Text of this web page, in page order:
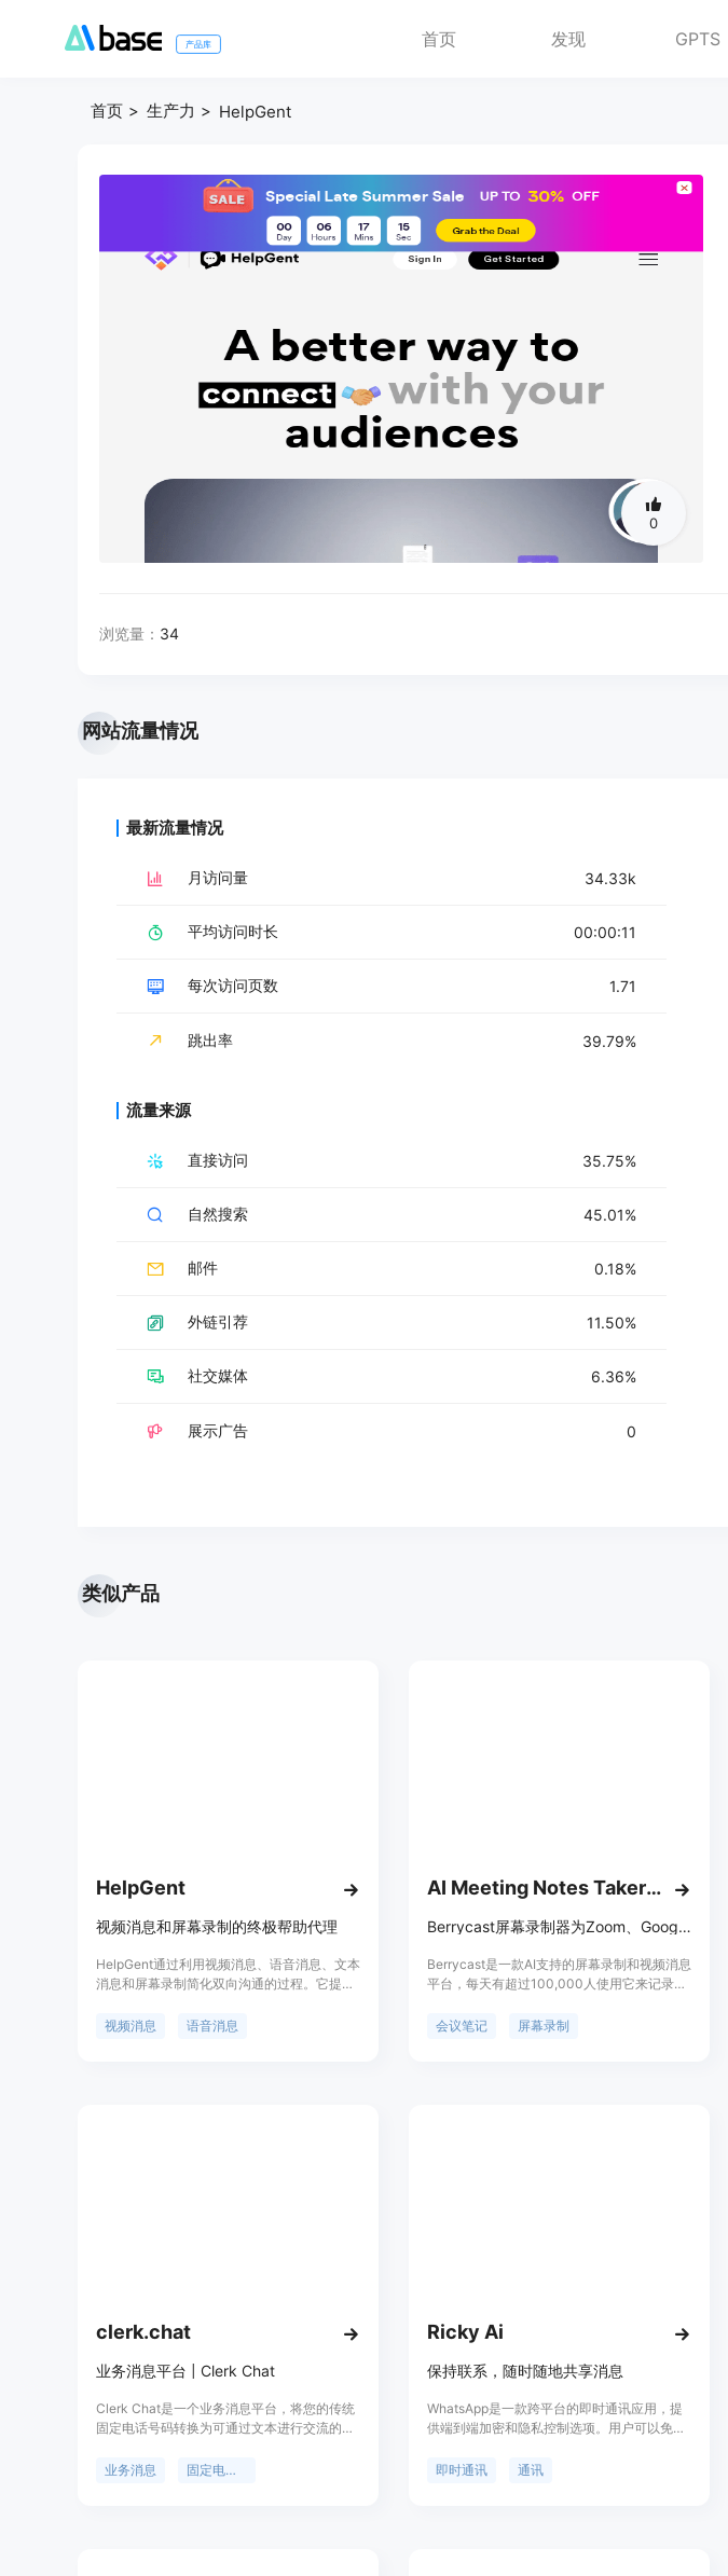
产品库 首页 发现 GPTS
首页 生产力 HelpGent
0
浏览量： 34
网站流量情况
最新流量情况
月访问量 34.33k
平均访问时长 00:00:11
每次访问页数 1.71
跳出率 39.79%
流量来源
直接访问 35.75%
自然搜索 45.01%
邮件 0.18%
外链引荐 11.50%
社交媒体 6.36%
展示广告 0
类似产品
HelpGent
视频消息和屏幕录制的终极帮助代理
HelpGent通过利用视频消息、语音消息、文本
消息和屏幕录制简化双向沟通的过程。它提供
户/目标人群异步沟通。
视频消息 语音消息
AI Meeting Notes Taker & Screen Recorder
Berrycast屏幕录制器为Zoom、Google Meet和MS Teams提供智能会议笔记记录和屏幕录制
Berrycast是一款AI支持的屏幕录制和视频消息
平台，每天有超过100,000人使用它来记录会
理、营销人员、销售人员、招聘人员、开发人
会议笔记 屏幕录制
clerk.chat
业务消息平台 | Clerk Chat
Clerk Chat是一个业务消息平台，将您的传统
固定电话号码转换为可通过文本进行交流的号
Salesforce和我们的Web应用程序中使用现有
业务消息 固定电话号码
Ricky Ai
保持联系，随时随地共享消息
WhatsApp是一款跨平台的即时通讯应用，提
供端到端加密和隐私控制选项。用户可以免费
建群组对话和分享多种多样的内容。
即时通讯 通讯